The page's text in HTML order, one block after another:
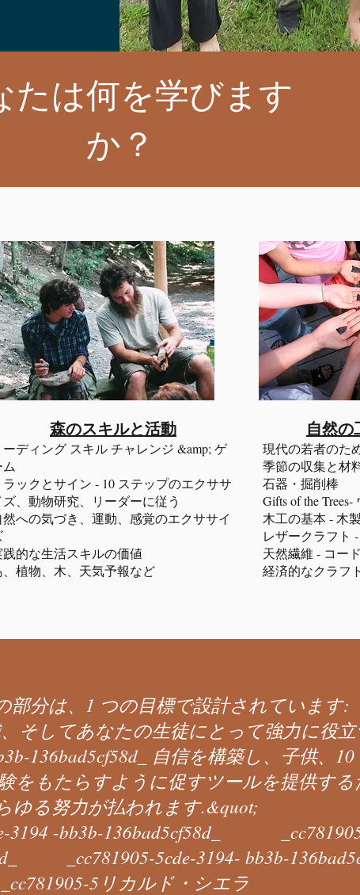
たは何を学びます
か？
森のスキルと活動
ーディング スキル チャレンジ &amp; ゲ
ラックとサイン - 10 ステップのエクササ
ズ、動物研究、リーダーに従う
然への気づき、運動、感覚のエクササイ
践的な生活スキルの価値
、植物、木、天気予報など
自然の
現代の若者のた
季節の収集と材
石器・掘削棒
Gifts of the
木工の基本 - 木
レザークラフト
天然繊維 - コー
経済的なクラフ
部分は、1 つの目標で設計されています:
そしてあなたの生徒にとって強力に役
136bad5cf58d_ 自信を構築し、子供、
をもたらすように促すツールを提供する
ゆる努力が払われます.&quot;
-bb3b-136bad5cf58d_ _cc781905
_cc781905-5cde-3194- bb3b-
5 リカルド・シエラ